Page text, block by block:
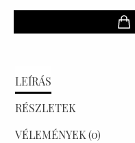
LEÍRÁS
RÉSZLETEK
VÉLEMÉNYEK (0)